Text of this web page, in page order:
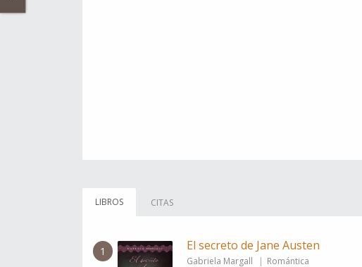
LIBROS CITAS
1 El secreto de Jane Austen
Gabriela Margall Romántica